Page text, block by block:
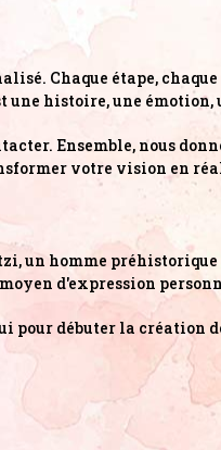
Chaque étape,
une histoire, une
Ensemble, nous
votre vision en
un homme
d'expression
pour débuter la création